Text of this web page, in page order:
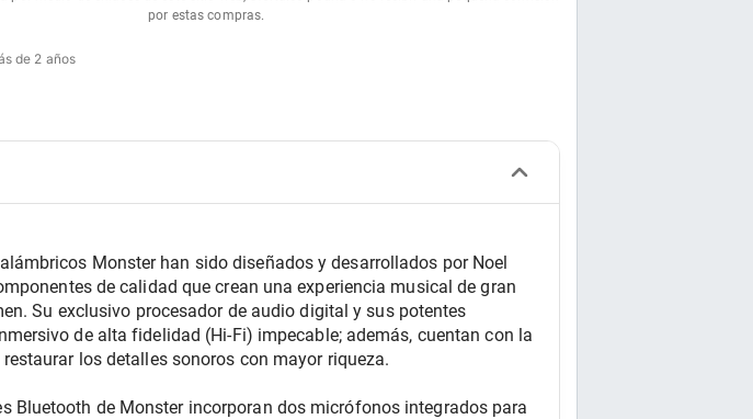
por estas compras.
de 2 años
Monster han sido diseñados y desarrollados por Noel
de calidad que crean una experiencia musical de gran
Su exclusivo procesador de audio digital y sus potentes
de alta fidelidad (Hi-Fi) impecable; además, cuentan con la
los detalles sonoros con mayor riqueza.
Bluetooth de Monster incorporan dos micrófonos integrados para